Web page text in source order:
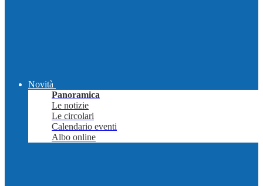
Novità
Panoramica
Le notizie
Le circolari
Calendario eventi
Albo online